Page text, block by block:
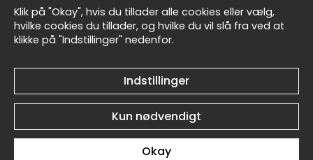
Få vores bedste tilbud og nyheder!
E-
mailadresse
Et harum quidem rerum facilis est et expedita
Klik på "Okay", hvis du tillader alle cookies eller vælg,
hvilke cookies du tillader, og hvilke du vil slå fra ved at
klikke på "Indstillinger" nedenfor.
Indstillinger
Kun nødvendigt
Okay